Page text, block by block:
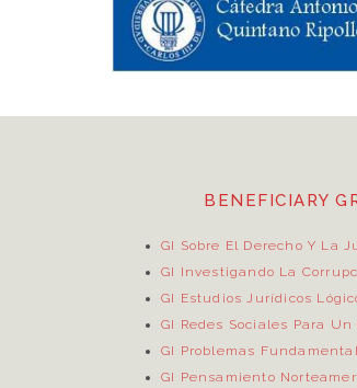
BENEFICIARY
GI Sobre El Derecho Y La
GI Investigando La
GI Estudios Jurídicos
GI Redes Sociales Para
GI Problemas
GI Pensamiento